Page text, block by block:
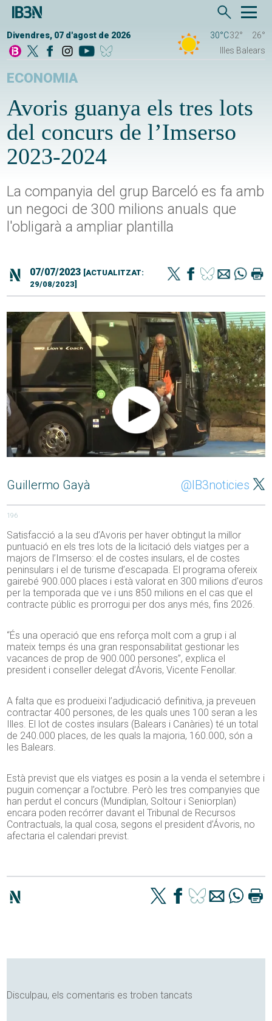
Divendres, 07 d'agost de 2026 30°C32°
26°
Illes Balears
ECONOMIA
Avoris guanya els tres lots
del concurs de l’Imserso
2023-2024
La companyia del grup Barceló es fa amb
un negoci de 300 milions anuals que
l'obligarà a ampliar plantilla
07/07/2023 [ACTUALITZAT:
29/08/2023]
Guillermo Gayà @IB3noticies
196
Satisfacció a la seu d’Avoris per haver obtingut la millor
puntuació en els tres lots de la licitació dels viatges per a
majors de l’Imserso: el de costes insulars, el de costes
peninsulars i el de turisme d’escapada. El programa ofereix
gairebé 900.000 places i està valorat en 300 milions d’euros
per la temporada que ve i uns 850 milions en el cas que el
contracte públic es prorrogui per dos anys més, fins 2026.
“És una operació que ens reforça molt com a grup i al
mateix temps és una gran responsabilitat gestionar les
vacances de prop de 900.000 persones”, explica el
president i conseller delegat d’Ávoris, Vicente Fenollar.
A falta que es produeixi l’adjudicació definitiva, ja preveuen
contractar 400 persones, de les quals unes 100 seran a les
Illes. El lot de costes insulars (Balears i Canàries) té un total
de 240.000 places, de les quals la majoria, 160.000, són a
les Balears.
Està previst que els viatges es posin a la venda el setembre i
puguin començar a l’octubre. Però les tres companyies que
han perdut el concurs (Mundiplan, Soltour i Seniorplan)
encara poden recórrer davant el Tribunal de Recursos
Contractuals, la qual cosa, segons el president d’Ávoris, no
afectaria el calendari previst.
Disculpau, els comentaris es troben tancats